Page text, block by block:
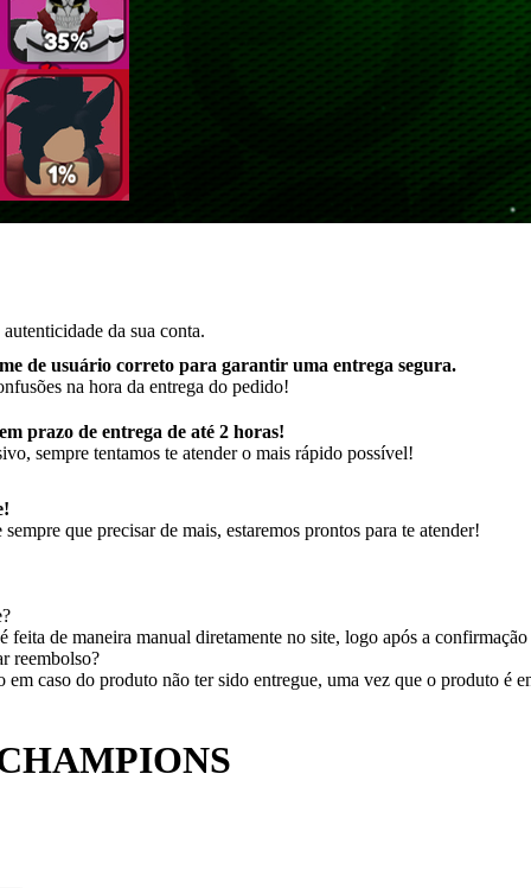
da sua conta.
de usuário correto para garantir uma entrega segura.
na hora da entrega do pedido!
prazo de entrega de até 2 horas!
sempre tentamos te atender o mais rápido possível!
que precisar de mais, estaremos prontos para te atender!
feita de maneira manual diretamente no site, logo após a
reembolso?
caso do produto não ter sido entregue, uma vez que o produto é